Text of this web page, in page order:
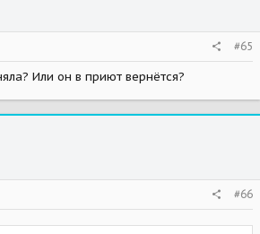
#65
Или он в приют вернётся?
#66